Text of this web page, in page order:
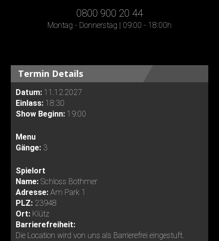
0800 900 20 44
Montag - Donnerstag | 09:00 - 18:00h
Termin Details
Datum: 11.12.2027
Einlass: 18:30
Show Beginn: 19:00
Menu
Gänge: 3
Spielort
Name:Schloss Bothmer
Adresse:Am Park 1
PLZ: 23948
Ort: Klütz
Barrierefreiheit:
Die Location wird von uns als Barrierefrei eingestuft.